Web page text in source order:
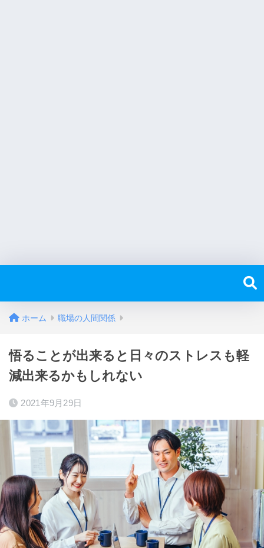
ホーム 職場の人間関係
悟ることが出来ると日々のストレスも軽
減出来るかもしれない
2021年9月29日